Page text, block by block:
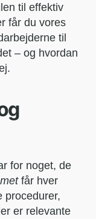
til effektiv
får du vores
til
– og hvordan
for noget, de
får hver
procedurer,
er relevante